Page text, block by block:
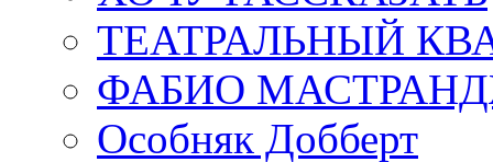
ТЕАТРАЛЬНЫЙ
ФАБИО
Особняк Добберт